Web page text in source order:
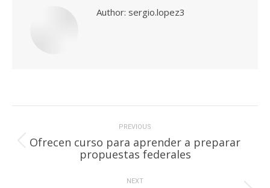
Author: sergio.lopez3
PREVIOUS
Previous
post:
Ofrecen curso para aprender a preparar
propuestas federales
NEXT